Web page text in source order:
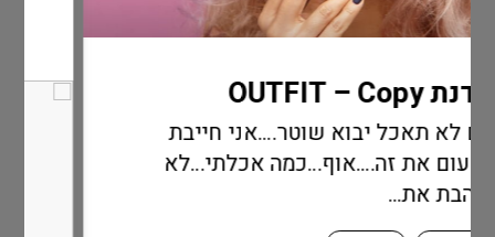
שוטר….אני חייבת
אכלתי…לא